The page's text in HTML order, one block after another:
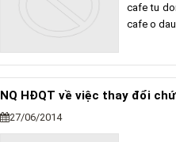
cafe tu
cafe o
NQ HĐQT về việc thay đổi
27/06/2014